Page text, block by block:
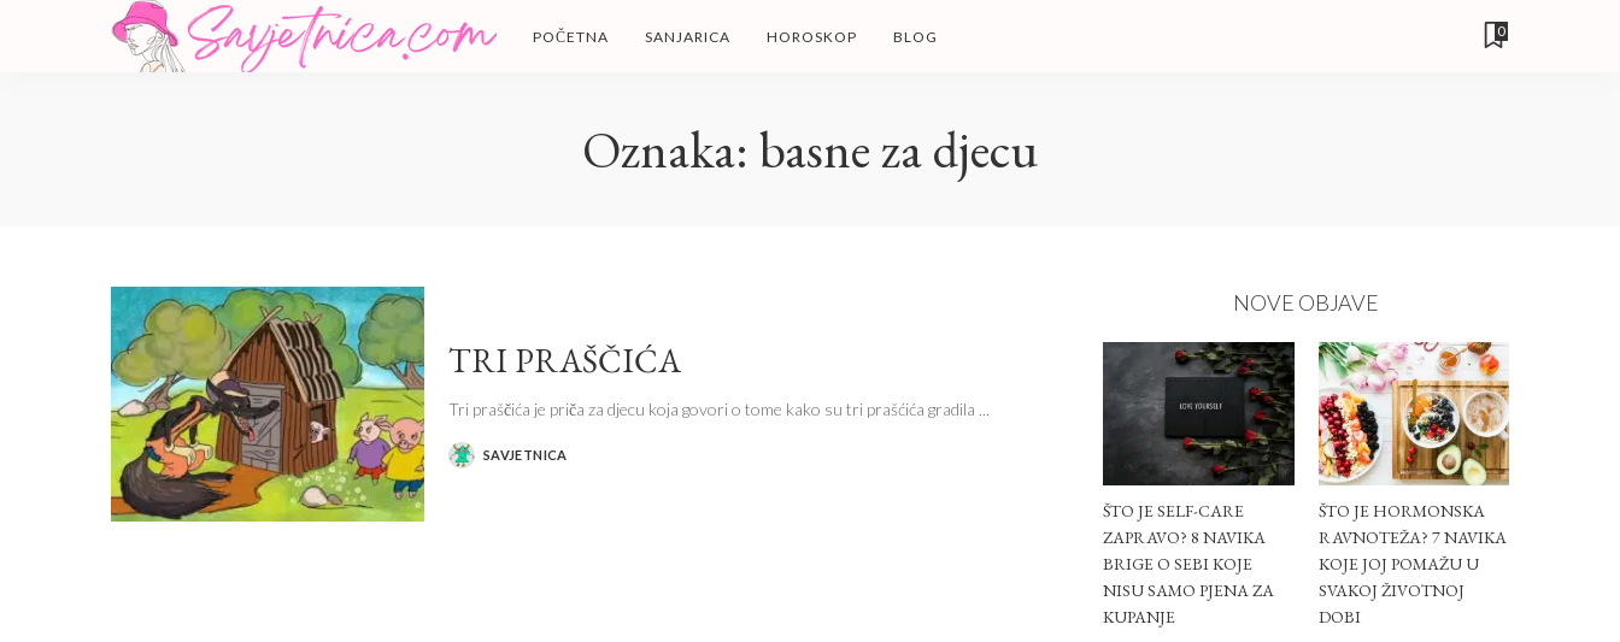
POČETNA SANJARICA HOROSKOP BLOG 0
Oznaka: basne za djecu
TRI PRAŠČIĆA
Tri praščića je priča za djecu koja govori o tome kako su tri prašćića gradila ...
POSTED
BY
SAVJETNICA
NOVE OBJAVE
ŠTO JE SELF-CARE
ZAPRAVO? 8 NAVIKA
BRIGE O SEBI KOJE
NISU SAMO PJENA ZA
KUPANJE
ŠTO JE HORMONSKA
RAVNOTEŽA? 7 NAVIKA
KOJE JOJ POMAŽU U
SVAKOJ ŽIVOTNOJ
DOBI